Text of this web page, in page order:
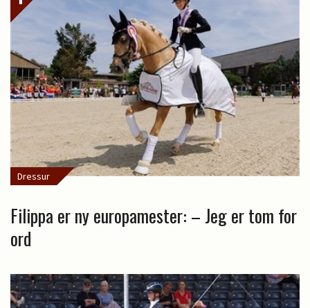
Dressur
Filippa er ny europamester: – Jeg er tom for
ord